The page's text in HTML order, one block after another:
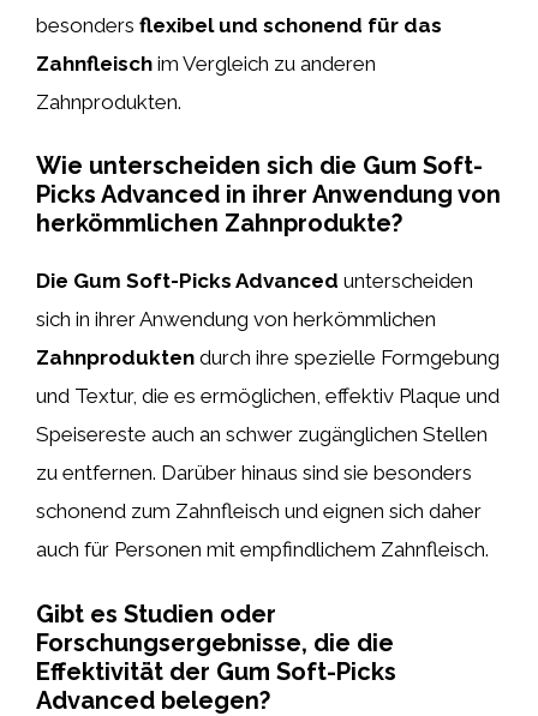
besonders flexibel und schonend für das
Zahnfleisch im Vergleich zu anderen
Zahnprodukten.
Wie unterscheiden sich die Gum Soft-
Picks Advanced in ihrer Anwendung von
herkömmlichen Zahnprodukte?
Die Gum Soft-Picks Advanced unterscheiden
sich in ihrer Anwendung von herkömmlichen
Zahnprodukten durch ihre spezielle Formgebung
und Textur, die es ermöglichen, effektiv Plaque und
Speisereste auch an schwer zugänglichen Stellen
zu entfernen. Darüber hinaus sind sie besonders
schonend zum Zahnfleisch und eignen sich daher
auch für Personen mit empfindlichem Zahnfleisch.
Gibt es Studien oder
Forschungsergebnisse, die die
Effektivität der Gum Soft-Picks
Advanced belegen?